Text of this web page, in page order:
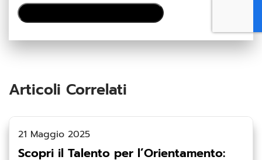
Articoli Correlati
21 Maggio 2025
Scopri il Talento per l’Orientamento: